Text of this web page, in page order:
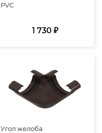
PVC
1 730 ₽
Угол желоба